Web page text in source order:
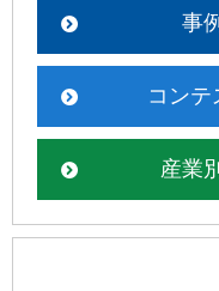
事
コンテ
産業